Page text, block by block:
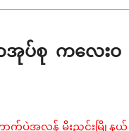
ာအုပ်စု ကလေးဝ